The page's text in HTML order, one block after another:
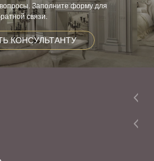
Заполните форму для
связи.
КОНСУЛЬТАНТУ